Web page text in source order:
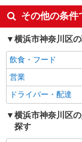
同じ特徴から桜
未経験歓迎
エルダー（50代～
高収入・高額
服装自由
上場企業・上場企業
社
その他の条件
横浜市神奈川区
飲食・フード
営業
ドライバー・配達
横浜市神奈川区
探す